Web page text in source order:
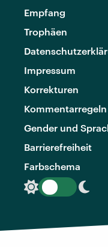
Empfang
Trophäen
Impressum
Korrekturen
Kommentarregeln
Gender und
Barrierefreiheit
Farbschema